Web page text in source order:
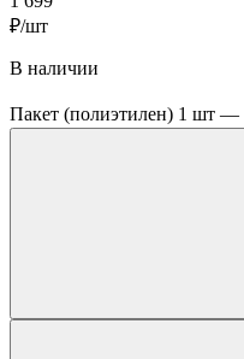
₽/шт
В наличии
Пакет (полиэтилен) 1 шт —